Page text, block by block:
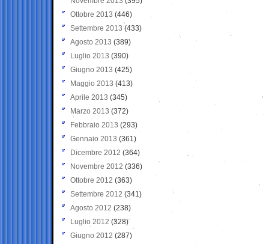
Ottobre 2013 (446)
Settembre 2013 (433)
Agosto 2013 (389)
Luglio 2013 (390)
Giugno 2013 (425)
Maggio 2013 (413)
Aprile 2013 (345)
Marzo 2013 (372)
Febbraio 2013 (293)
Gennaio 2013 (361)
Dicembre 2012 (364)
Novembre 2012 (336)
Ottobre 2012 (363)
Settembre 2012 (341)
Agosto 2012 (238)
Luglio 2012 (328)
Giugno 2012 (287)